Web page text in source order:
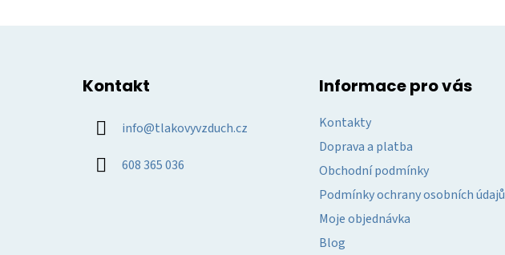
Kontakt
info@tlakovyvzduch.cz
608 365 036
Informace pro vás
Kontakty
Doprava a platba
Obchodní podmínky
Podmínky ochrany osobních údajů
Moje objednávka
Blog